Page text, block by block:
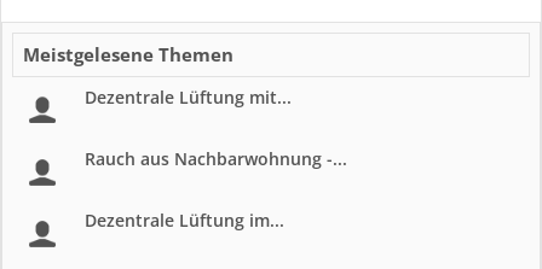
Meistgelesene Themen
Dezentrale Lüftung mit...
Rauch aus Nachbarwohnung -...
Dezentrale Lüftung im...